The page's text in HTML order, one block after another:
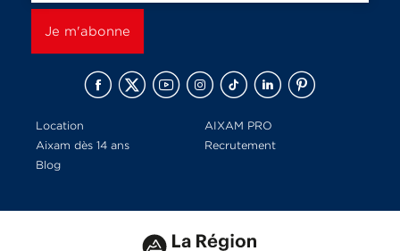
Location
AIXAM PRO
Aixam dès 14 ans
Recrutement
Blog